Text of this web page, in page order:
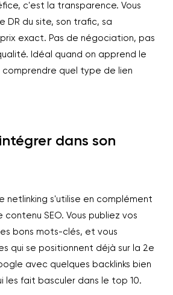
c'est la transparence. Vous
DR du site, son trafic, sa
exact. Pas de négociation, pas
Idéal quand on apprend le
comprendre quel type de lien
dans son
netlinking s'utilise en complément
SEO. Vous publiez vos
bons mots-clés, et vous
qui se positionnent déjà sur la 2e
avec quelques backlinks bien
les fait basculer dans le top 10.